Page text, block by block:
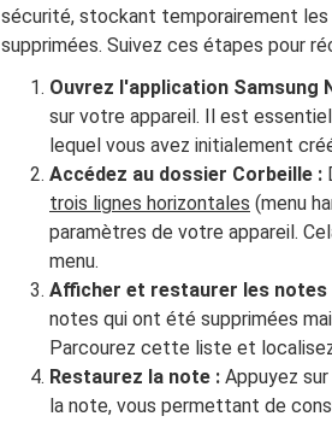
sécurité, stockant temporairement
supprimées. Suivez ces étapes pour
Ouvrez l'application Samsung
sur votre appareil. Il est
lequel vous avez initialement
Accédez au dossier Corbeille :
trois lignes horizontales (menu
paramètres de votre appareil.
menu.
Afficher et restaurer les notes
notes qui ont été supprimées
Parcourez cette liste et
Restaurez la note : Appuyez
la note, vous permettant de